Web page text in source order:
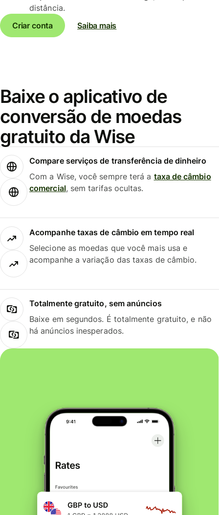
distância.
Criar conta
Saiba mais
Baixe o aplicativo de
conversão de moedas
gratuito da Wise
Compare serviços de transferência de dinheiro
Com a Wise, você sempre terá a taxa de câmbio
comercial, sem tarifas ocultas.
Acompanhe taxas de câmbio em tempo real
Selecione as moedas que você mais usa e
acompanhe a variação das taxas de câmbio.
Totalmente gratuito, sem anúncios
Baixe em segundos. É totalmente gratuito, e não
há anúncios inesperados.